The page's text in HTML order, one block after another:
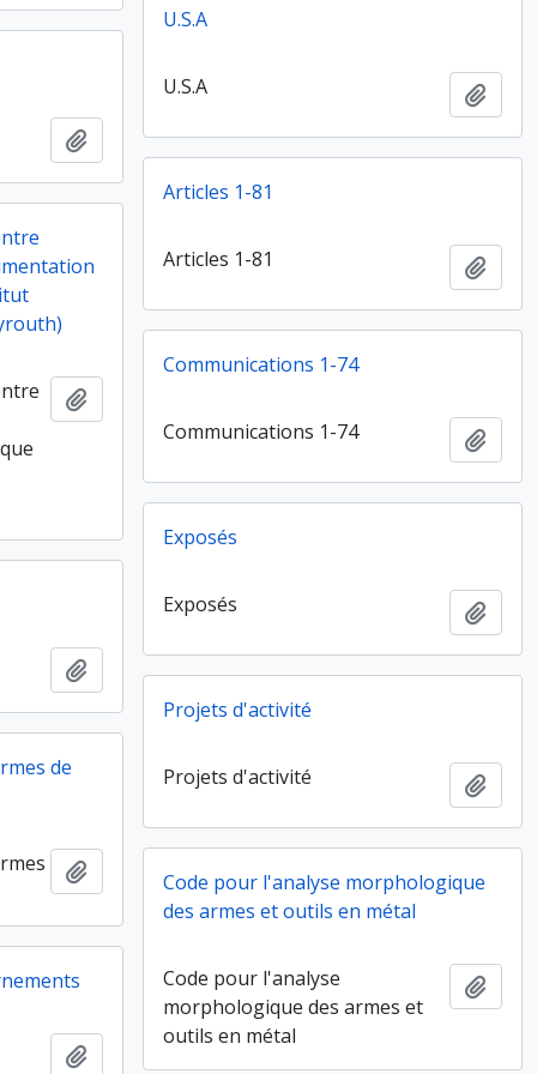
U.S.A
U.S.A
Ajouter au presse-papier
Articles 1-81
Articles 1-81
Ajouter au presse-papier
Communications 1-74
Communications 1-74
Exposés
Exposés
Ajouter au presse-papier
Projets d'activité
Projets d'activité
de
Ajouter au presse-papier
Code pour l'analyse morphologique
des armes et outils en métal
Code pour l'analyse
morphologique des armes et
outils en métal
Ajouter au presse-papier